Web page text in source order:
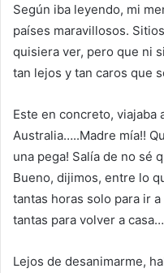
Según iba leyendo, mi
países maravillosos.
quisiera ver, pero que ni
tan lejos y tan caros que
Este en concreto, viajaba
Australia…..Madre mía!!
una pega! Salía de no sé
Bueno, dijimos, entre lo
tantas horas solo para ir
tantas para volver a
Lejos de desanimarme,